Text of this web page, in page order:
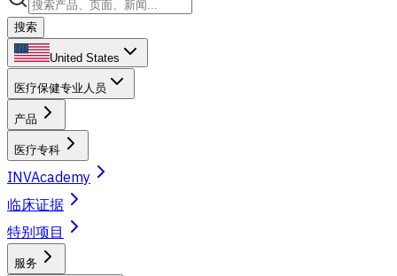
搜索
United States
医疗保健专业人员
产品
医疗专科
INVAcademy
临床证据
特别项目
服务